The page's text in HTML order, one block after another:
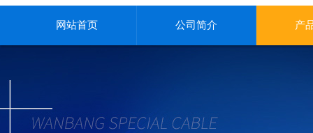
网站首页 公司简介 产